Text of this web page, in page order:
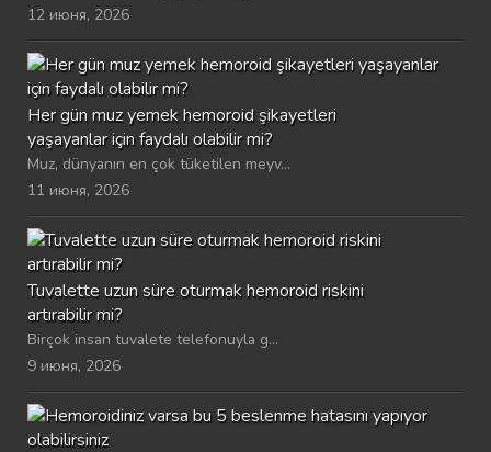
12 июня, 2026
Her gün muz yemek hemoroid şikayetleri
yaşayanlar için faydalı olabilir mi?
Muz, dünyanın en çok tüketilen meyv...
11 июня, 2026
Tuvalette uzun süre oturmak hemoroid riskini
artırabilir mi?
Birçok insan tuvalete telefonuyla g...
9 июня, 2026